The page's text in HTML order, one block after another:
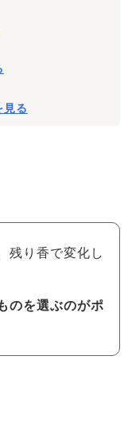
見る
残り香で変化し
のを選ぶのがポ